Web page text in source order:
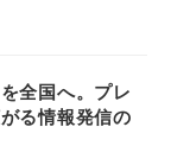
全国へ。プレ
る情報発信の